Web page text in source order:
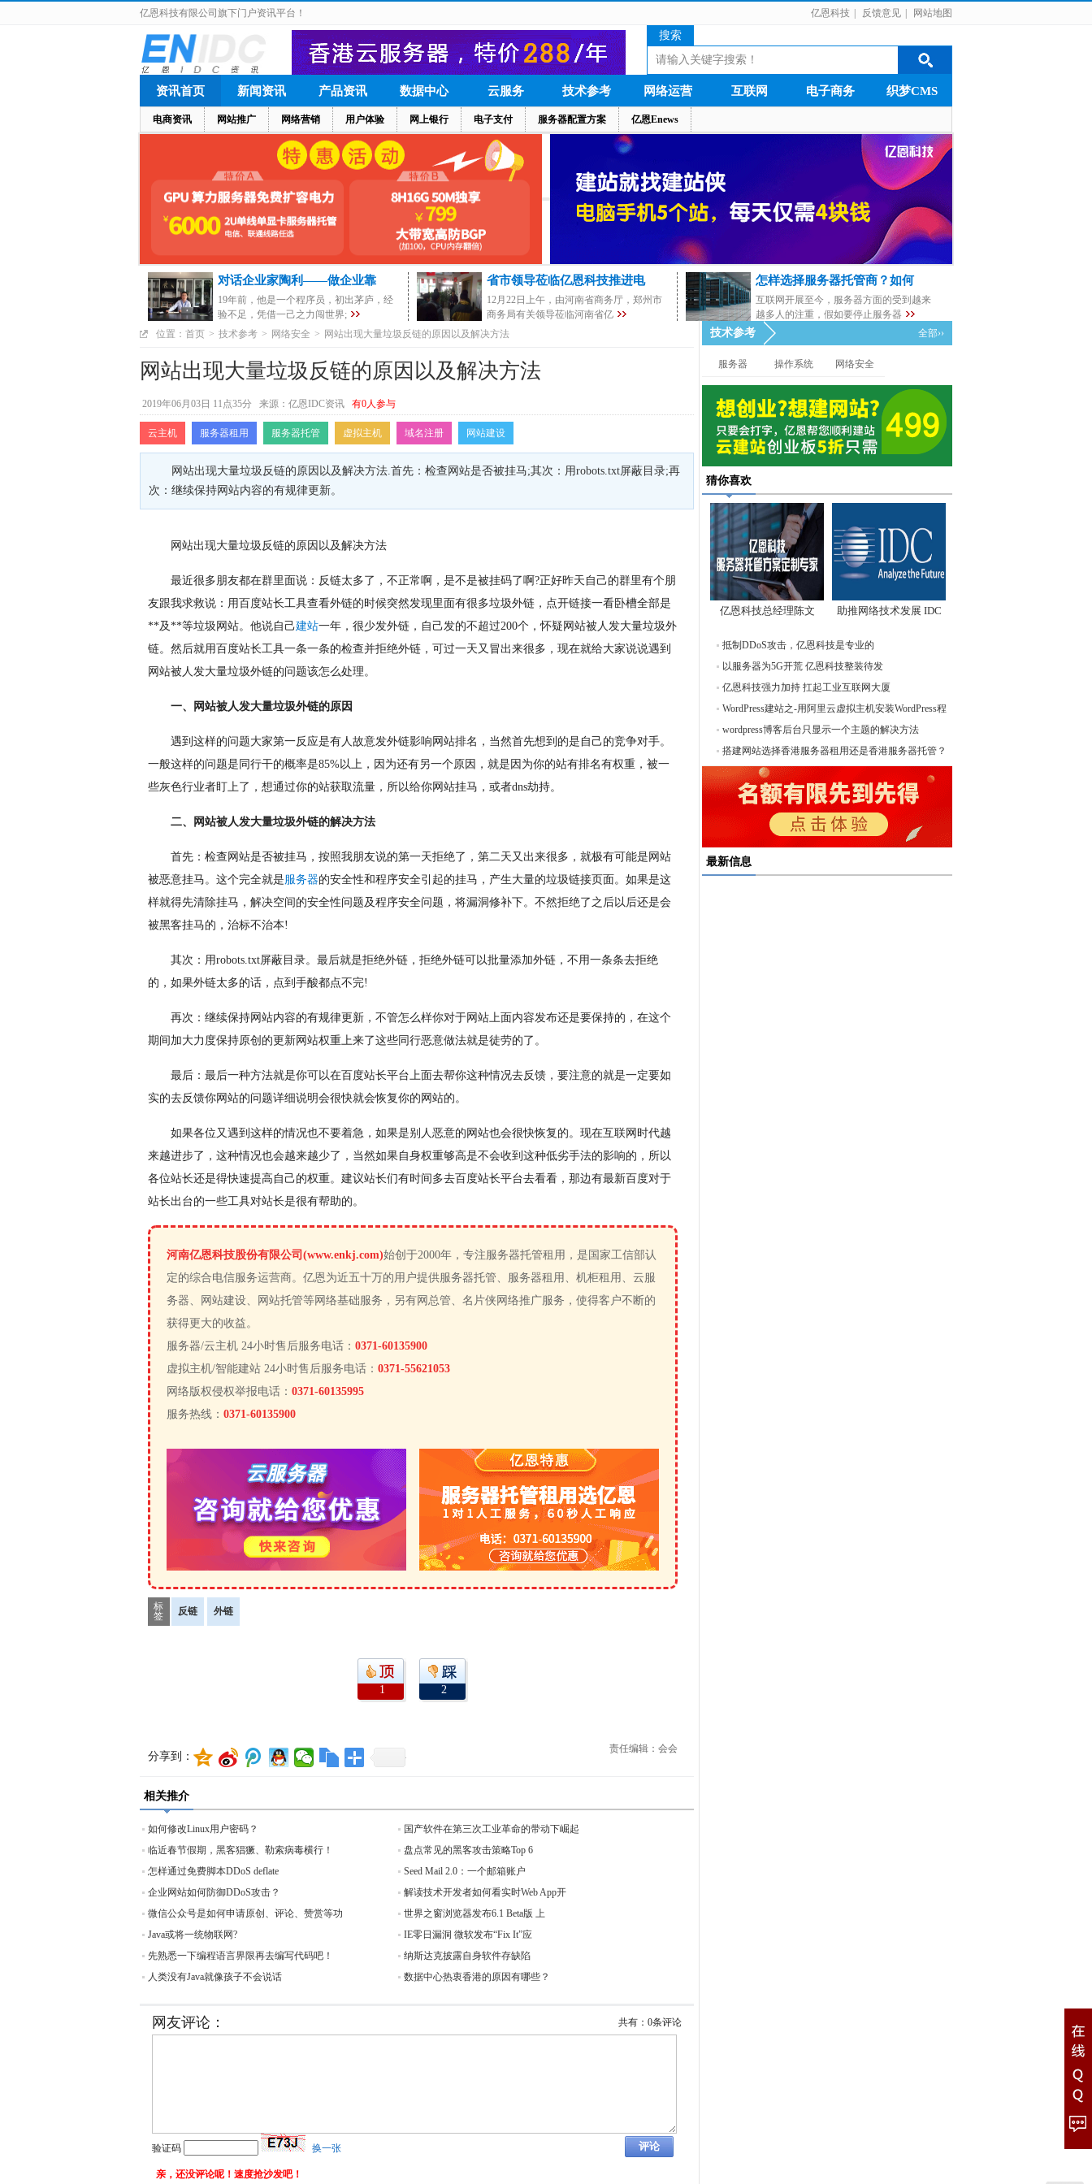
亿恩科技 反馈意见 网站地图
亿恩科技有限公司旗下门户资讯平台！
搜索
资讯首页
电商资讯 网站推广 网络营销 用户体验 网上银行 电子支付 服务器配置方案 亿恩Enews
新闻资讯 产品资讯 数据中心 云服务 技术参考 网络运营 互联网 电子商务 织梦CMS
对话企业家陶利——做企业靠
19年前，他是一个程序员，初出茅庐，经
验不足，凭借一己之力闯世界;
省市领导莅临亿恩科技推进电
12月22日上午，由河南省商务厅，郑州市
商务局有关领导莅临河南省亿
怎样选择服务器托管商？如何
互联网开展至今，服务器方面的受到越来
越多人的注重，假如要停止服务器
位置： 首页 > 技术参考 > 网络安全 > 网站出现大量垃圾反链的原因以及解决方法
网站出现大量垃圾反链的原因以及解决方法
2019年06月03日 11点35分 来源：亿恩IDC资讯 有0人参与
云主机 服务器租用 服务器托管 虚拟主机 域名注册 网站建设
网站出现大量垃圾反链的原因以及解决方法.首先：检查网站是否被挂马;其次：用robots.txt屏蔽目录;再
次：继续保持网站内容的有规律更新。
网站出现大量垃圾反链的原因以及解决方法
最近很多朋友都在群里面说：反链太多了，不正常啊，是不是被挂码了啊?正好昨天自己的群里有个朋
友跟我求救说：用百度站长工具查看外链的时候突然发现里面有很多垃圾外链，点开链接一看卧槽全部是
**及**等垃圾网站。他说自己建站一年，很少发外链，自己发的不超过200个，怀疑网站被人发大量垃圾外
链。然后就用百度站长工具一条一条的检查并拒绝外链，可过一天又冒出来很多，现在就给大家说说遇到
网站被人发大量垃圾外链的问题该怎么处理。
一、网站被人发大量垃圾外链的原因
遇到这样的问题大家第一反应是有人故意发外链影响网站排名，当然首先想到的是自己的竞争对手。
一般这样的问题是同行干的概率是85%以上，因为还有另一个原因，就是因为你的站有排名有权重，被一
些灰色行业者盯上了，想通过你的站获取流量，所以给你网站挂马，或者dns劫持。
二、网站被人发大量垃圾外链的解决方法
首先：检查网站是否被挂马，按照我朋友说的第一天拒绝了，第二天又出来很多，就极有可能是网站
被恶意挂马。这个完全就是服务器的安全性和程序安全引起的挂马，产生大量的垃圾链接页面。如果是这
样就得先清除挂马，解决空间的安全性问题及程序安全问题，将漏洞修补下。不然拒绝了之后以后还是会
被黑客挂马的，治标不治本!
其次：用robots.txt屏蔽目录。最后就是拒绝外链，拒绝外链可以批量添加外链，不用一条条去拒绝
的，如果外链太多的话，点到手酸都点不完!
再次：继续保持网站内容的有规律更新，不管怎么样你对于网站上面内容发布还是要保持的，在这个
期间加大力度保持原创的更新网站权重上来了这些同行恶意做法就是徒劳的了。
最后：最后一种方法就是你可以在百度站长平台上面去帮你这种情况去反馈，要注意的就是一定要如
实的去反馈你网站的问题详细说明会很快就会恢复你的网站的。
如果各位又遇到这样的情况也不要着急，如果是别人恶意的网站也会很快恢复的。现在互联网时代越
来越进步了，这种情况也会越来越少了，当然如果自身权重够高是不会收到这种低劣手法的影响的，所以
各位站长还是得快速提高自己的权重。建议站长们有时间多去百度站长平台去看看，那边有最新百度对于
站长出台的一些工具对站长是很有帮助的。
河南亿恩科技股份有限公司(www.enkj.com)始创于2000年，专注服务器托管租用，是国家工信部认
定的综合电信服务运营商。亿恩为近五十万的用户提供服务器托管、服务器租用、机柜租用、云服
务器、网站建设、网站托管等网络基础服务，另有网总管、名片侠网络推广服务，使得客户不断的
获得更大的收益。
服务器/云主机 24小时售后服务电话： 0371-60135900
虚拟主机/智能建站 24小时售后服务电话： 0371-55621053
网络版权侵权举报电话： 0371-60135995
服务热线： 0371-60135900
标
签
反链 外链
1 2
分享到：
责任编辑：会会
相关推介
如何修改Linux用户密码？
临近春节假期，黑客猖獗、勒索病毒横行！
怎样通过免费脚本DDoS deflate
企业网站如何防御DDoS攻击？
微信公众号是如何申请原创、评论、赞赏等功
Java或将一统物联网?
先熟悉一下编程语言界限再去编写代码吧！
人类没有Java就像孩子不会说话
国产软件在第三次工业革命的带动下崛起
盘点常见的黑客攻击策略Top 6
Seed Mail 2.0：一个邮箱账户
解读技术开发者如何看实时Web App开
世界之窗浏览器发布6.1 Beta版 上
IE零日漏洞 微软发布“Fix It”应
纳斯达克披露自身软件存缺陷
数据中心热衷香港的原因有哪些？
共有：0条评论
网友评论：
验证码 换一张
亲，还没评论呢！速度抢沙发吧！
技术参考 全部››
服务器 操作系统 网络安全
猜你喜欢
亿恩科技总经理陈文
先
助推网络技术发展 IDC
抵制DDoS攻击，亿恩科技是专业的
以服务器为5G开荒 亿恩科技整装待发
亿恩科技强力加持 扛起工业互联网大厦
WordPress建站之-用阿里云虚拟主机安装WordPress程
序！
wordpress博客后台只显示一个主题的解决方法
搭建网站选择香港服务器租用还是香港服务器托管？
最新信息